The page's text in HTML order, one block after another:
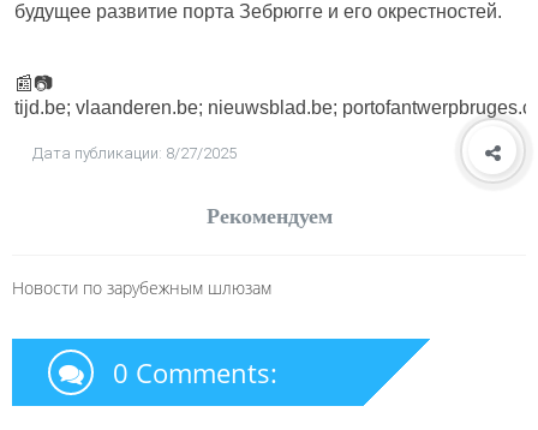
будущее развитие порта Зебрюгге и его окрестностей.
📰📷
tijd.be; vlaanderen.be; nieuwsblad.be;
Дата публикации: 8/27/2025
Рекомендуем
Новости по зарубежным шлюзам
0 Comments: